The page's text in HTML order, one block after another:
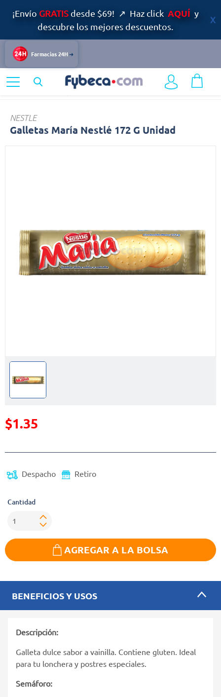
¡Envío GRATISdesde $69! ↗ Haz click AQUÍ y
descubre los mejores descuentos.
Farmacias 24H
Alimentos y Bebidas
NESTLE
Galletas María Nestlé 172 G Unidad
Precio reducido de
$1.35
Despacho Retiro
Cantidad
AGREGAR A LA BOLSA
BENEFICIOS Y USOS
Descripción:
Galleta dulce sabor a vainilla. Contiene gluten. Ideal
para tu lonchera y postres especiales.
Semáforo: